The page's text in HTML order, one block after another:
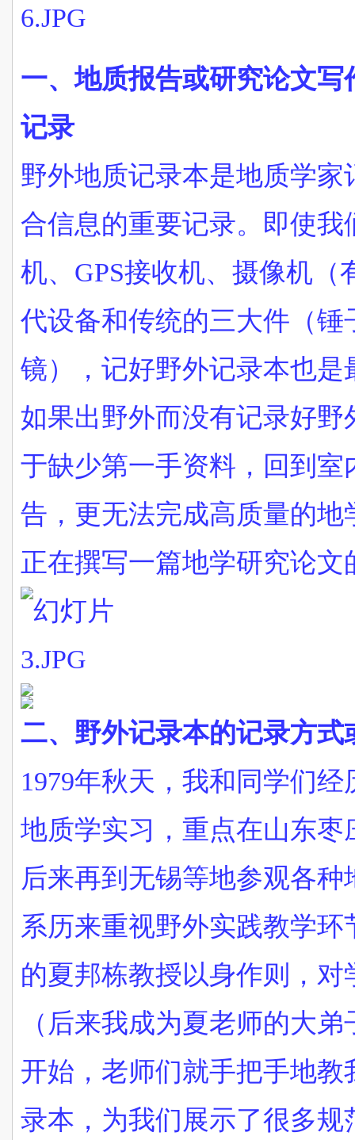
一、地质报告或研究论文
记录
野外地质记录本是地质学
合信息的重要记录。即使我
机、GPS接收机、摄像机（
代设备和传统的三大件（锤
镜），记好野外记录本也
如果出野外而没有记录好
于缺少第一手资料，回到
告，更无法完成高质量的
正在撰写一篇地学研究论文
二、野外记录本的记录方式
1979年秋天，我和同学们
地质学实习，重点在山东
后来再到无锡等地参观各
系历来重视野外实践教学
的夏邦栋教授以身作则，对
（后来我成为夏老师的大
开始，老师们就手把手地
录本，为我们展示了很多